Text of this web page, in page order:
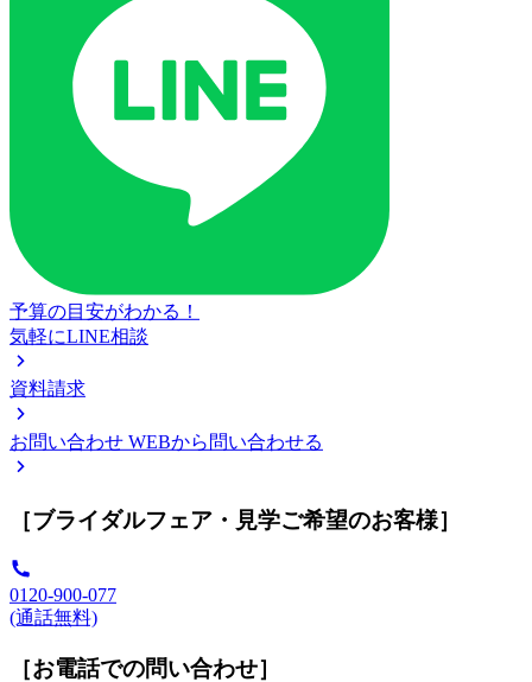
予算の目安がわかる！
気軽にLINE相談
資料請求
お問い合わせ WEBから問い合わせる
［ブライダルフェア・見学ご希望のお客様］
0120-900-077
(通話無料)
［お電話での問い合わせ］